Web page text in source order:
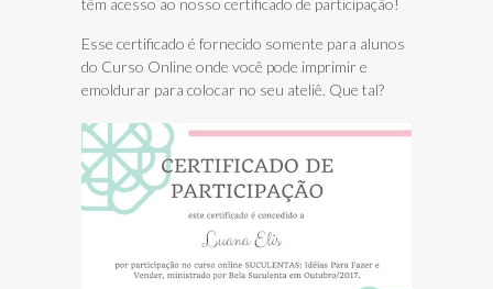
têm acesso ao nosso certificado de participação!
Esse certificado é fornecido somente para alunos
do Curso Online onde você pode imprimir e
emoldurar para colocar no seu ateliê. Que tal?